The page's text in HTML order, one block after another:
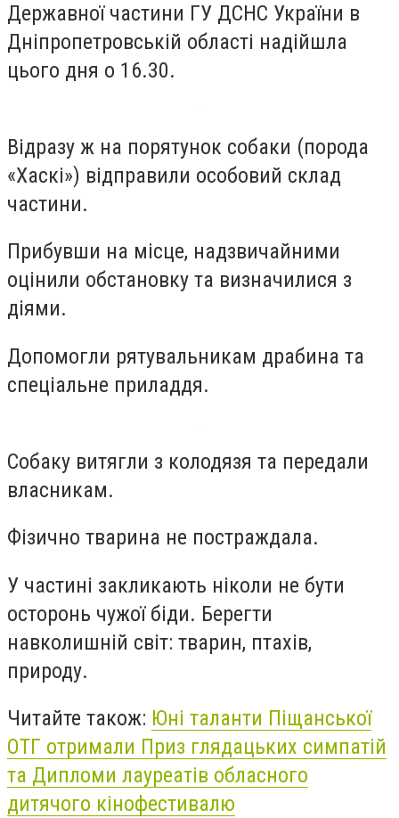
Державної частини ГУ ДСНС України в
Дніпропетровській області надійшла
цього дня о 16.30.
Відразу ж на порятунок собаки (порода
«Хаскі») відправили особовий склад
частини.
Прибувши на місце, надзвичайними
оцінили обстановку та визначилися з
діями.
Допомогли рятувальникам драбина та
спеціальне приладдя.
Собаку витягли з колодязя та передали
власникам.
Фізично тварина не постраждала.
У частині закликають ніколи не бути
осторонь чужої біди. Берегти
навколишній світ: тварин, птахів,
природу.
Читайте також: Юні таланти Піщанської
ОТГ отримали Приз глядацьких симпатій
та Дипломи лауреатів обласного
дитячого кінофестивалю